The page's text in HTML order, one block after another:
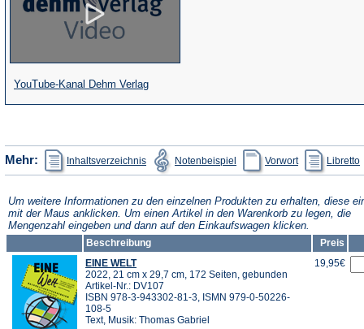
YouTube-Kanal Dehm Verlag(Öffnet
in
neuen
Tab)
Mehr: Inhaltsverzeichnis
(Öffnet
in
einem
Tab)
Notenbeispiel
(Öffnet
in
einem
Tab)
Vorwort
(Öffnet
in
einem
Tab)
Libretto
Um weitere Informationen zu den einzelnen Produkten zu erhalten, diese
mit der Maus anklicken. Um einen Artikel in den Warenkorb zu legen, die
Mengenzahl eingeben und dann auf den Einkaufswagen klicken.
Beschreibung
Preis
EINE WELT
2022, 21 cm x 29,7 cm, 172 Seiten, gebunden
Artikel-Nr.: DV107
ISBN 978-3-943302-81-3, ISMN 979-0-50226-
108-5
Text, Musik: Thomas Gabriel
19,95€